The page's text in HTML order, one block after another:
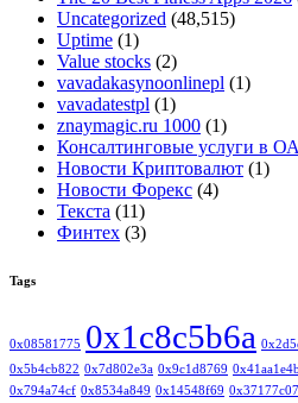
Uncategorized (48,515)
Uptime (1)
Value stocks (2)
vavadakasynoonlinepl (1)
vavadatestpl (1)
znaymagic.ru 1000 (1)
Консалтинговые услуги в
Новости Криптовалют (1)
Новости Форекс (4)
Текста (11)
Финтех (3)
Tags
0x08581775 0x1c8c5b6a
0x5b4cb822 0x7d802e3a 0x9c1d8769 0x41aa1e4b
0x794a74cf 0x8534a849 0x14548f69 0x37177c07